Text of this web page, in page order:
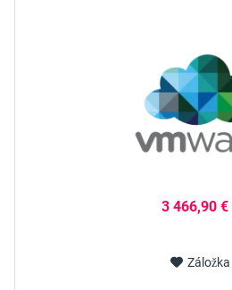
3 466,90 €
Záložka